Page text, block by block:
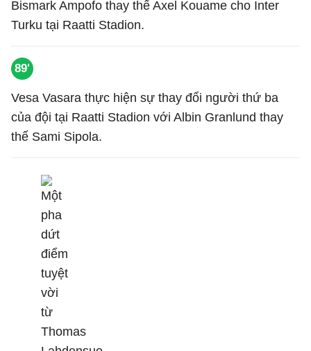
Bismark Ampofo thay thế Axel Kouame cho Inter
Turku tại Raatti Stadion.
89'
Vesa Vasara thực hiện sự thay đổi người thứ ba
của đội tại Raatti Stadion với Albin Granlund thay
thế Sami Sipola.